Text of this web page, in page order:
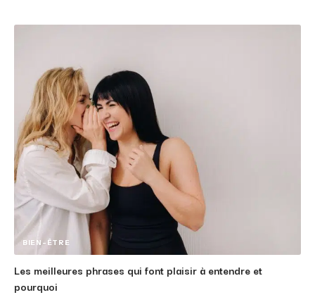
BIEN-ÊTRE
Les meilleures phrases qui font plaisir à entendre et
pourquoi